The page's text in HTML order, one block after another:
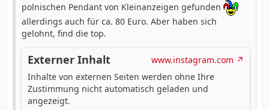
polnischen Pendant von Kleinanzeigen gefunden
allerdings auch für ca. 80 Euro. Aber haben sich
gelohnt, find die top.
Externer Inhalt
www.instagram.com
Inhalte von externen Seiten werden ohne Ihre
Zustimmung nicht automatisch geladen und
angezeigt.